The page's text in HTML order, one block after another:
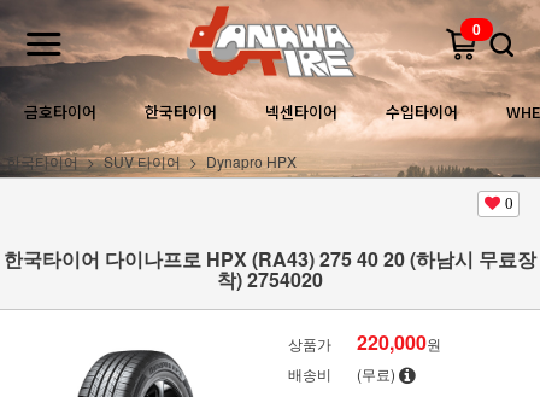
0
금호타이어 한국타이어 넥센타이어 수입타이어
한국타이어 SUV 타이어 Dynapro HPX
0
한국타이어 다이나프로 HPX (RA43) 275 40 20 (하남시 무료장
착) 2754020
상품가 220,000원
배송비
(무료)